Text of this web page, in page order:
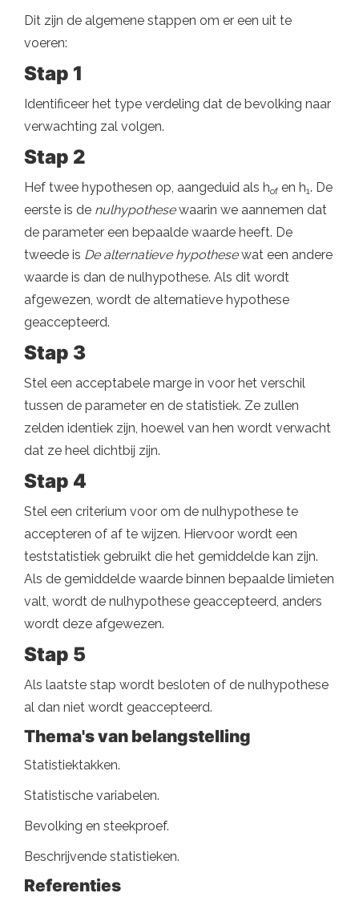
Dit zijn de algemene stappen om er een uit te
voeren:
Stap 1
Identificeer het type verdeling dat de bevolking naar
verwachting zal volgen.
Stap 2
Hef twee hypothesen op, aangeduid als hof en h1. De
eerste is de nulhypothesewaarin we aannemen dat
de parameter een bepaalde waarde heeft. De
tweede is De alternatieve hypothesewat een andere
waarde is dan de nulhypothese. Als dit wordt
afgewezen, wordt de alternatieve hypothese
geaccepteerd.
Stap 3
Stel een acceptabele marge in voor het verschil
tussen de parameter en de statistiek. Ze zullen
zelden identiek zijn, hoewel van hen wordt verwacht
dat ze heel dichtbij zijn.
Stap 4
Stel een criterium voor om de nulhypothese te
accepteren of af te wijzen. Hiervoor wordt een
teststatistiek gebruikt die het gemiddelde kan zijn.
Als de gemiddelde waarde binnen bepaalde limieten
valt, wordt de nulhypothese geaccepteerd, anders
wordt deze afgewezen.
Stap 5
Als laatste stap wordt besloten of de nulhypothese
al dan niet wordt geaccepteerd.
Thema's van belangstelling
Statistiektakken.
Statistische variabelen.
Bevolking en steekproef.
Beschrijvende statistieken.
Referenties